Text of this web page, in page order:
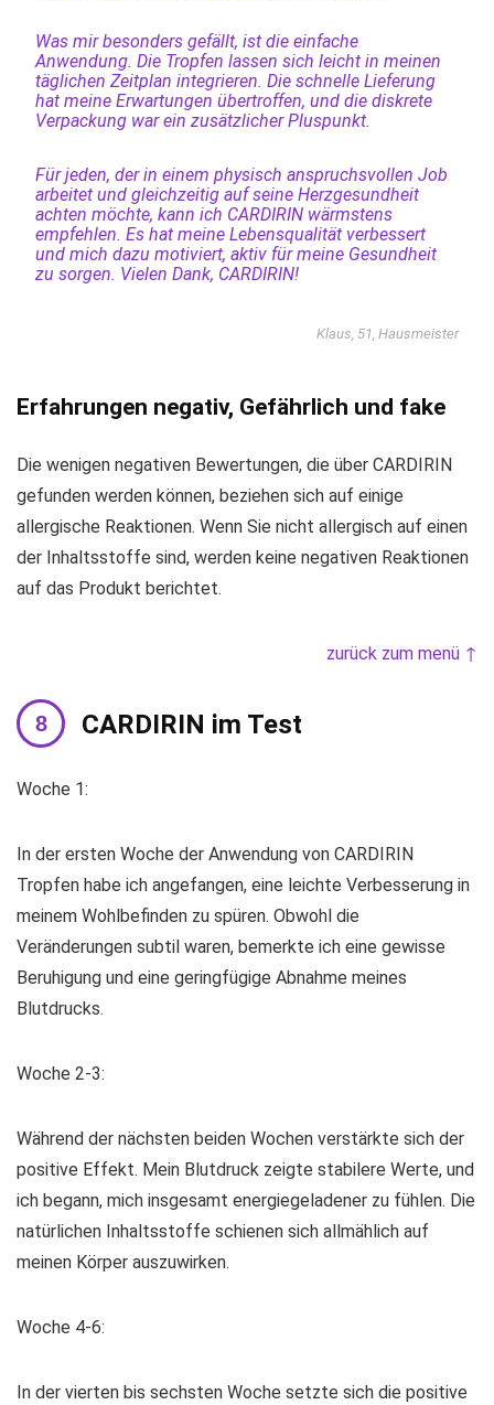
Was mir besonders gefällt, ist die einfache
Anwendung. Die Tropfen lassen sich leicht in meinen
täglichen Zeitplan integrieren. Die schnelle Lieferung
hat meine Erwartungen übertroffen, und die diskrete
Verpackung war ein zusätzlicher Pluspunkt.
Für jeden, der in einem physisch anspruchsvollen Job
arbeitet und gleichzeitig auf seine Herzgesundheit
achten möchte, kann ich CARDIRIN wärmstens
empfehlen. Es hat meine Lebensqualität verbessert
und mich dazu motiviert, aktiv für meine Gesundheit
zu sorgen. Vielen Dank, CARDIRIN!
Klaus, 51, Hausmeister
Erfahrungen negativ, Gefährlich und fake
Die wenigen negativen Bewertungen, die über CARDIRIN
gefunden werden können, beziehen sich auf einige
allergische Reaktionen. Wenn Sie nicht allergisch auf einen
der Inhaltsstoffe sind, werden keine negativen Reaktionen
auf das Produkt berichtet.
zurück zum menü ↑
CARDIRIN im Test
Woche 1:
In der ersten Woche der Anwendung von CARDIRIN
Tropfen habe ich angefangen, eine leichte Verbesserung in
meinem Wohlbefinden zu spüren. Obwohl die
Veränderungen subtil waren, bemerkte ich eine gewisse
Beruhigung und eine geringfügige Abnahme meines
Blutdrucks.
Woche 2-3:
Während der nächsten beiden Wochen verstärkte sich der
positive Effekt. Mein Blutdruck zeigte stabilere Werte, und
ich begann, mich insgesamt energiegeladener zu fühlen. Die
natürlichen Inhaltsstoffe schienen sich allmählich auf
meinen Körper auszuwirken.
Woche 4-6:
In der vierten bis sechsten Woche setzte sich die positive